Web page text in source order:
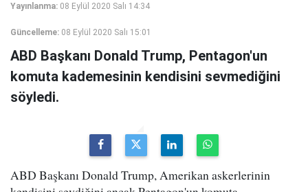
Yayınlanma: 08 Eylül 2020 Salı 14:34
Güncelleme: 08 Eylül 2020 Salı 15:01
ABD Başkanı Donald Trump, Pentagon'un
komuta kademesinin kendisini sevmediğini
söyledi.
ABD Başkanı Donald Trump, Amerikan askerlerinin